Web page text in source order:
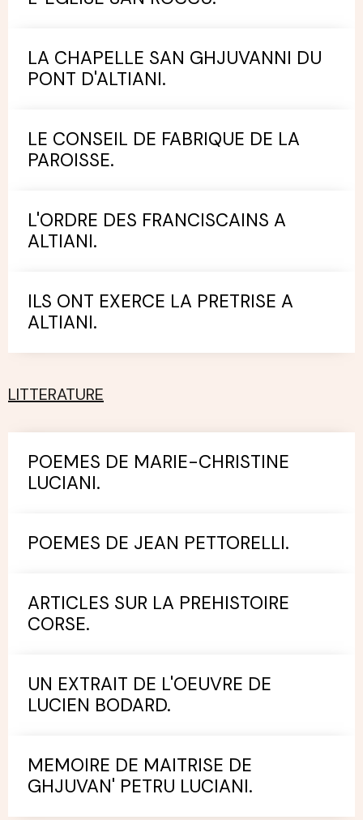
LA CHAPELLE SAN GHJUVANNI DU
PONT D'ALTIANI.
LE CONSEIL DE FABRIQUE DE LA
PAROISSE.
L'ORDRE DES FRANCISCAINS A
ALTIANI.
ILS ONT EXERCE LA PRETRISE A
ALTIANI.
LITTERATURE
POEMES DE MARIE-CHRISTINE
LUCIANI.
POEMES DE JEAN PETTORELLI.
ARTICLES SUR LA PREHISTOIRE
CORSE.
UN EXTRAIT DE L'OEUVRE DE
LUCIEN BODARD.
MEMOIRE DE MAITRISE DE
GHJUVAN' PETRU LUCIANI.